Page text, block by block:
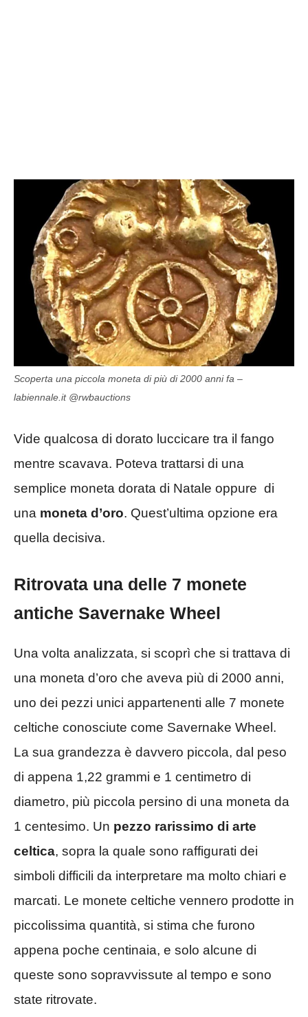
Scoperta una piccola moneta di più di 2000 anni fa –
labiennale.it @rwbauctions
Vide qualcosa di dorato luccicare tra il fango
mentre scavava. Poteva trattarsi di una
semplice moneta dorata di Natale oppure di
una moneta d’oro. Quest’ultima opzione era
quella decisiva.
Ritrovata una delle 7 monete
antiche Savernake Wheel
Una volta analizzata, si scoprì che si trattava di
una moneta d’oro che aveva più di 2000 anni,
uno dei pezzi unici appartenenti alle 7 monete
celtiche conosciute come Savernake Wheel.
La sua grandezza è davvero piccola, dal peso
di appena 1,22 grammi e 1 centimetro di
diametro, più piccola persino di una moneta da
1 centesimo. Un pezzo rarissimo di arte
celtica, sopra la quale sono raffigurati dei
simboli difficili da interpretare ma molto chiari e
marcati. Le monete celtiche vennero prodotte in
piccolissima quantità, si stima che furono
appena poche centinaia, e solo alcune di
queste sono sopravvissute al tempo e sono
state ritrovate.